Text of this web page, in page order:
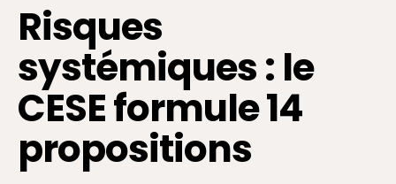
Risques
systémiques : le
CESE formule 14
propositions